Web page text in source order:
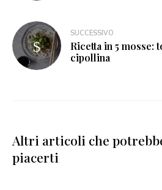
SUCCESSIVO
Ricetta in 5 mosse:
cipollina
Altri articoli che
piacerti